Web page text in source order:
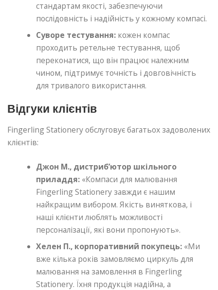
стандартам якості, забезпечуючи
послідовність і надійність у кожному компасі.
Суворе тестування: кожен компас
проходить ретельне тестування, щоб
переконатися, що він працює належним
чином, підтримує точність і довговічність
для тривалого використання.
Відгуки клієнтів
Fingerling Stationery обслуговує багатьох задоволених
клієнтів:
Джон М., дистриб’ютор шкільного
приладдя: «Компаси для малювання
Fingerling Stationery завжди є нашим
найкращим вибором. Якість виняткова, і
наші клієнти люблять можливості
персоналізації, які вони пропонують».
Хелен П., корпоративний покупець: «Ми
вже кілька років замовляємо циркуль для
малювання на замовлення в Fingerling
Stationery. Їхня продукція надійна, а